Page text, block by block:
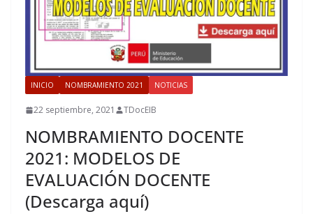
INICIO NOMBRAMIENTO 2021 NOTICIAS
22 septiembre, 2021 TDocEIB
NOMBRAMIENTO DOCENTE
2021: MODELOS DE
EVALUACIÓN DOCENTE
(Descarga aquí)